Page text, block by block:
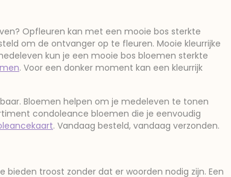
Opfleuren kan met een mooie bos sterkte
om de ontvanger op te fleuren. Mooie kleurrijke
kun je een mooie bos bloemen sterkte
. Voor een donker moment kan een kleurrijk
Bloemen helpen om je medeleven te tonen
condoleance bloemen die je eenvoudig
. Vandaag besteld, vandaag verzonden.
troost zonder dat er woorden nodig zijn. Een